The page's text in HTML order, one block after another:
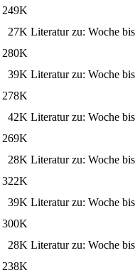
249K
27K Literatur zu: Woche
280K
39K Literatur zu: Woche
278K
42K Literatur zu: Woche
269K
28K Literatur zu: Woche
322K
39K Literatur zu: Woche
300K
28K Literatur zu: Woche
238K